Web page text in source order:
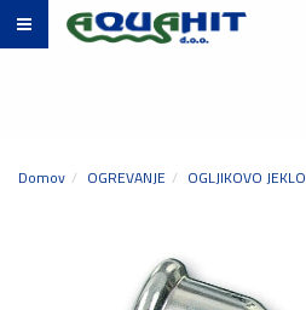
Domov OGREVANJE OGLJIKOVO JEKLO